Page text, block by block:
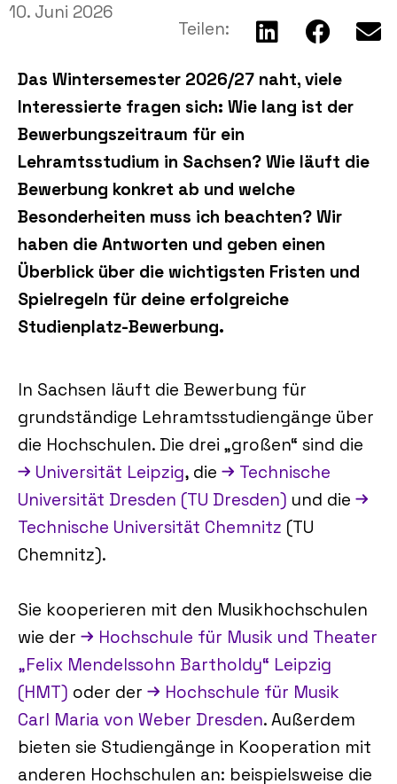
10. Juni 2026
Teilen:
Das Wintersemester 2026/27 naht, viele
Interessierte fragen sich: Wie lang ist der
Bewerbungszeitraum für ein
Lehramtsstudium in Sachsen? Wie läuft die
Bewerbung konkret ab und welche
Besonderheiten muss ich beachten? Wir
haben die Antworten und geben einen
Überblick über die wichtigsten Fristen und
Spielregeln für deine erfolgreiche
Studienplatz-Bewerbung.
In Sachsen läuft die Bewerbung für
grundständige Lehramtsstudiengänge über
die Hochschulen. Die drei „großen“ sind die
Universität Leipzig, die
Technische
Universität Dresden (TU Dresden) und die
Technische Universität Chemnitz (TU
Chemnitz).
Sie kooperieren mit den Musikhochschulen
wie der
Hochschule für Musik und Theater
„Felix Mendelssohn Bartholdy“ Leipzig
(HMT) oder der
Hochschule für Musik
Carl Maria von Weber Dresden. Außerdem
bieten sie Studiengänge in Kooperation mit
anderen Hochschulen an: beispielsweise die